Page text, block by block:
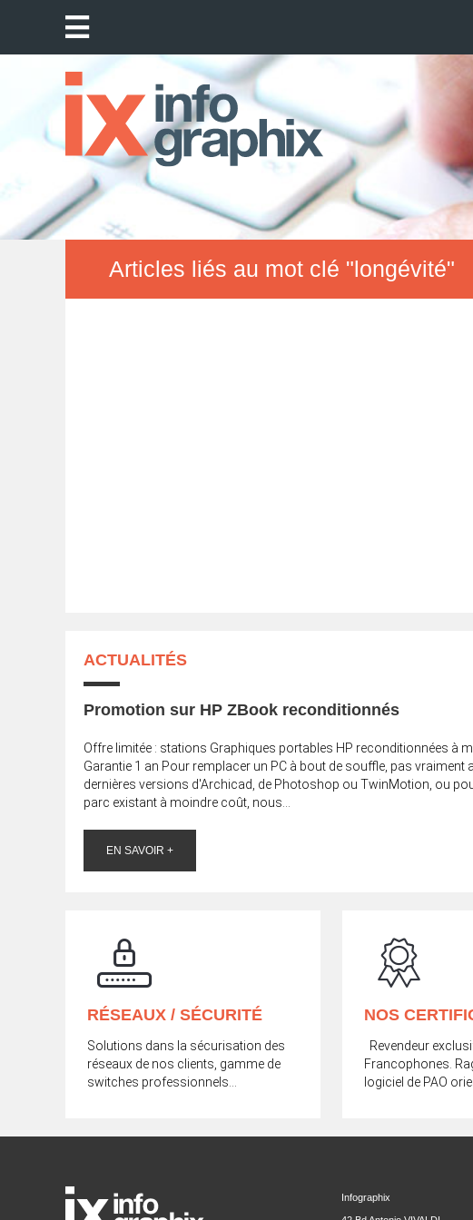
Articles liés au mot clé "longévité"
ACTUALITÉS
Promotion sur HP ZBook reconditionnés
Offre limitée : stations Graphiques portables HP reconditionnées à
Garantie 1 an Pour remplacer un PC à bout de souffle, pas vraiment
dernières versions d'Archicad, de Photoshop ou TwinMotion, ou
parc existant à moindre coût, nous...
EN SAVOIR +
RÉSEAUX / SÉCURITÉ
Solutions dans la sécurisation des
réseaux de nos clients, gamme de
switches professionnels…
NOS
Revendeur
Francophones.
logiciel de PAO
Infographix